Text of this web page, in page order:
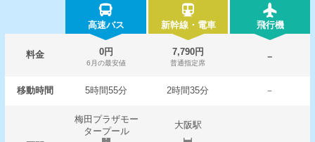
高速バス 新幹線・電車 飛行機
料金 0円
6月の最安値
7,790円
普通指定席
－
移動時間 5時間55分 2時間35分 －
梅田プラザモー
タープール
大阪駅